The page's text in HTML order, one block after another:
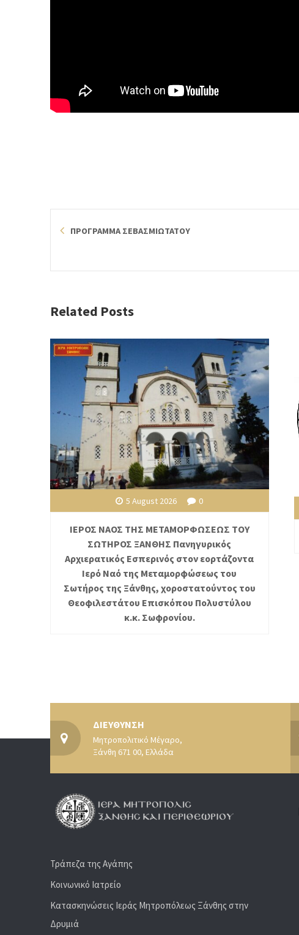
ΠΡΟΓΡΑΜΜΑ ΣΕΒΑΣΜΙΩΤΑΤΟΥ
Related Posts
5 August 2026 0
ΙΕΡΟΣ ΝΑΟΣ ΤΗΣ ΜΕΤΑΜΟΡΦΩΣΕΩΣ ΤΟΥ
ΣΩΤΗΡΟΣ ΞΑΝΘΗΣ Πανηγυρικός
Αρχιερατικός Εσπερινός στον εορτάζοντα
Ιερό Ναό της Μεταμορφώσεως του
Σωτήρος της Ξάνθης, χοροστατούντος του
Θεοφιλεστάτου Επισκόπου Πολυστύλου
κ.κ. Σωφρονίου.
ΔΙΕΥΘΥΝΣΗ
Μητροπολιτικό Μέγαρο,
Ξάνθη 671 00, Ελλάδα
Τράπεζα της Αγάπης
Κοινωνικό Ιατρείο
Κατασκηνώσεις Ιεράς Μητροπόλεως Ξάνθης στην
Δρυμιά